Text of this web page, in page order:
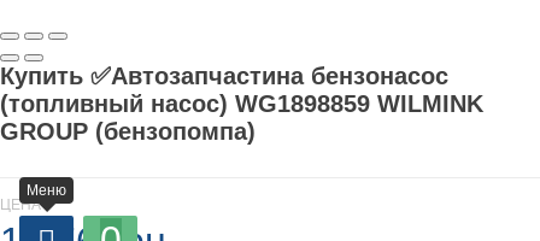
Купить ✅Автозапчастина бензонасос
(топливный насос) WG1898859 WILMINK
GROUP (бензопомпа)
ЦЕНА
Меню